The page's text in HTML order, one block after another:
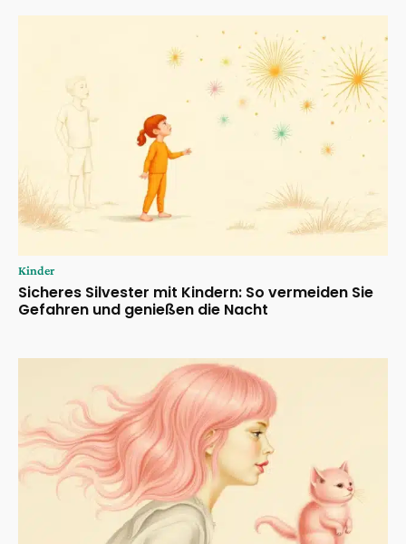
Kinder
Sicheres Silvester mit Kindern: So vermeiden Sie
Gefahren und genießen die Nacht